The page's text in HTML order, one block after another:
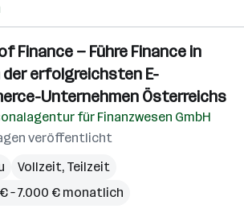
Finance — Führe Finance in
der erfolgreichsten E-
Unternehmen Österreichs
für Finanzwesen GmbH
veröffentlicht
Vollzeit, Teilzeit
– 7.000 € monatlich